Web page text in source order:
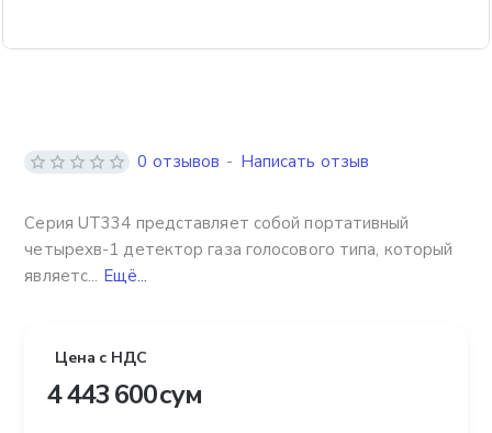
Серия UT334 представляет собой портативный
четырехв-1 детектор газа голосового типа, который
являетс... Ещё...
0 отзывов - Написать отзыв
Цена с НДС
4 443 600 сум